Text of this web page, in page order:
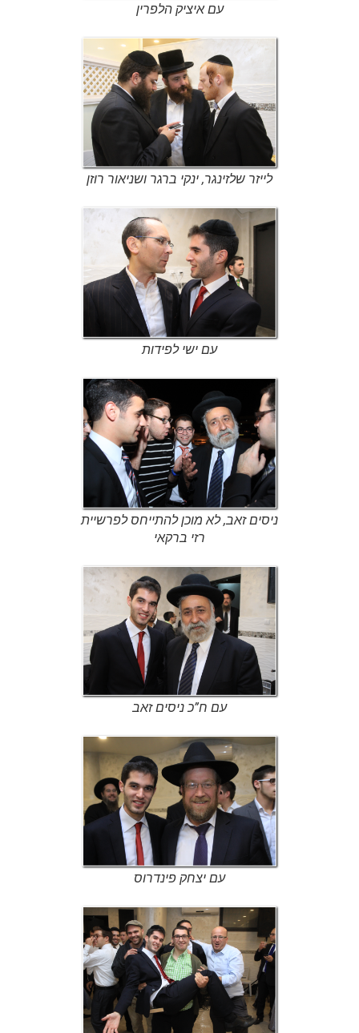
עם איציק הלפרין
לייזר שלזינגר, ינקי ברגר ושניאור רוזן
עם ישי לפידות
ניסים זאב, לא מוכן להתייחס לפרשיית
רזי ברקאי
עם ח”כ ניסים זאב
עם יצחק פינדרוס